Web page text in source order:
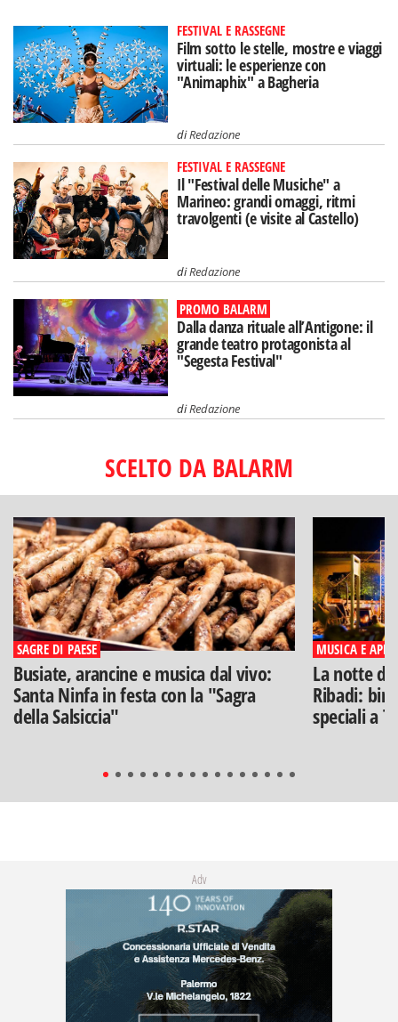
FESTIVAL E RASSEGNE
Film sotto le stelle, mostre e viaggi
virtuali: le esperienze con
"Animaphix" a Bagheria
diRedazione
FESTIVAL E RASSEGNE
Il "Festival delle Musiche" a
Marineo: grandi omaggi, ritmi
travolgenti (e visite al Castello)
diRedazione
PROMO BALARM
Dalla danza rituale all’Antigone: il
grande teatro protagonista al
"Segesta Festival"
diRedazione
SCELTO DA BALARM
SAGRE DI PAESE
Busiate, arancine e musica dal vivo:
Santa Ninfa in festa con la "Sagra
della Salsiccia"
MUSICA E
La notte di
Ribadi:
speciali a
Adv